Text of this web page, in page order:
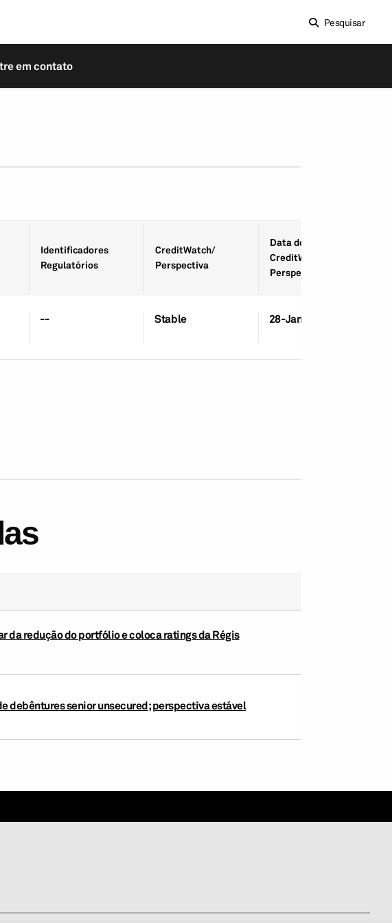
Pesquisar
em contato
Identifica­dores
Regulatórios
CreditWatch/
Perspectiva
Data do
CreditWatch/
Perspectiva
-- Stable 28-Jan-2026
da redução do portfólio e coloca ratings da Régis
debêntures senior unsecured; perspectiva estável